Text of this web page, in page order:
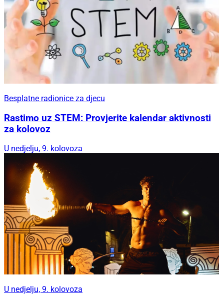
Besplatne radionice za djecu
Rastimo uz STEM: Provjerite kalendar aktivnosti
za kolovoz
U nedjelju, 9. kolovoza
U nedjelju, 9. kolovoza